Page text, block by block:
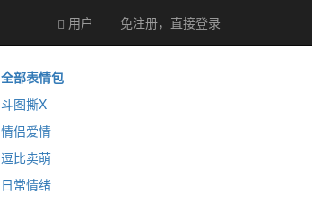
用户 免注册，直接登录
全部表情包
斗图撕X
情侣爱情
逗比卖萌
日常情绪